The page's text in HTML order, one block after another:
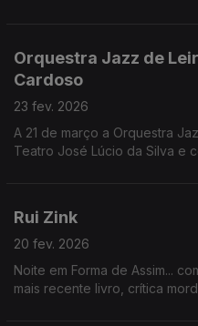
Orquestra Jazz de
Cardoso
23 fev. 2026
A 21 de março a Orquestra
Teatro José Lúcio da Silva e
Rui Zink
20 fev. 2026
Noite em Forma de Assim...
mais recente livro, crítica